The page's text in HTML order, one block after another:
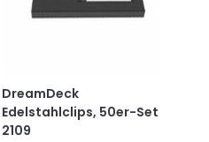
DreamDeck
Edelstahlclips, 50er-Set
2109